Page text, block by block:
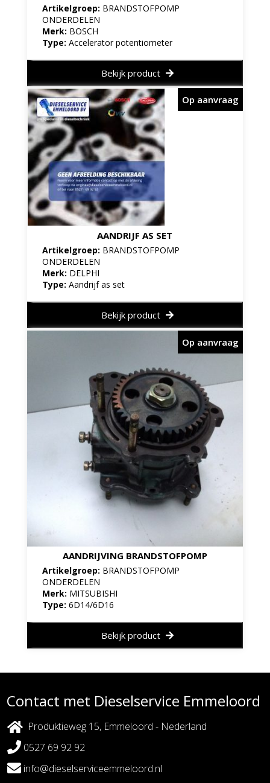
Artikelgroep: BRANDSTOFPOMP
ONDERDELEN
Merk: BOSCH
Type: Accelerator potentiometer
Bekijk product
AANDRIJF AS SET
Artikelgroep: BRANDSTOFPOMP
ONDERDELEN
Merk: DELPHI
Type: Aandrijf as set
Op aanvraag
Bekijk product
AANDRIJVING BRANDSTOFPOMP
Artikelgroep: BRANDSTOFPOMP
ONDERDELEN
Merk: MITSUBISHI
Type: 6D14/6D16
Op aanvraag
Bekijk product
Contact met Dieselservice Emmeloord
Produktieweg 15, Emmeloord - Nederland
0527 69 92 92
info@dieselserviceemmeloord.nl